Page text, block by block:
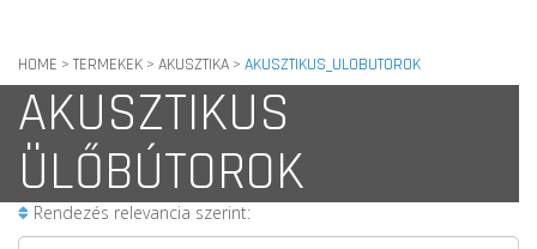
HOME > TERMEKEK > AKUSZTIKA > AKUSZTIKUS_ULOBUTOROK
AKUSZTIKUS
ÜLŐBÚTOROK
Rendezés relevancia szerint: